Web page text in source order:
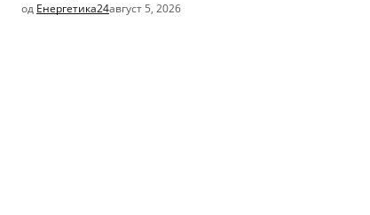
од Енергетика24август 5, 2026